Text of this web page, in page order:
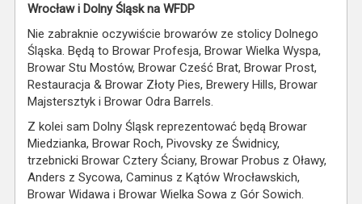
Wrocław i Dolny Śląsk na WFDP
Nie zabraknie oczywiście browarów ze stolicy Dolnego
Śląska. Będą to Browar Profesja, Browar Wielka Wyspa,
Browar Stu Mostów, Browar Cześć Brat, Browar Prost,
Restauracja & Browar Złoty Pies, Brewery Hills, Browar
Majstersztyk i Browar Odra Barrels.
Z kolei sam Dolny Śląsk reprezentować będą Browar
Miedzianka, Browar Roch, Pivovsky ze Świdnicy,
trzebnicki Browar Cztery Ściany, Browar Probus z Oławy,
Anders z Sycowa, Caminus z Kątów Wrocławskich,
Browar Widawa i Browar Wielka Sowa z Gór Sowich.